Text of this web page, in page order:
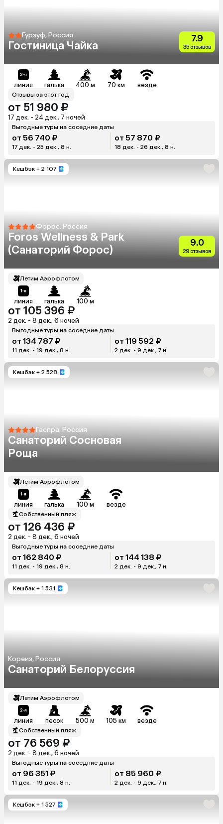
Гурзуф, Россия
Гостиница Чайка
7.9
35 отзывов
линия галька 400 м 70 км везде
Отзывы за этот год
от 51 980 ₽
17 дек. - 24 дек., 7 ночей
Выгодные туры на соседние даты
от 56 740 ₽
17 дек. - 25 дек., 8 н.
от 57 870 ₽
18 дек. - 26 дек., 8 н.
Кешбэк + 2 107
Форос, Россия
Foros Wellness & Park
(Санаторий Форос)
9.0
29 отзывов
Летим Аэрофлотом
линия галька 100 м
от 105 396 ₽
2 дек. - 8 дек., 6 ночей
Выгодные туры на соседние даты
от 134 787 ₽
11 дек. - 19 дек., 8 н.
от 119 592 ₽
2 дек. - 9 дек., 7 н.
Кешбэк + 2 528
Гаспра, Россия
Санаторий Сосновая
Роща
Летим Аэрофлотом
линия галька 100 м везде
Собственный пляж
от 126 436 ₽
2 дек. - 8 дек., 6 ночей
Выгодные туры на соседние даты
от 162 840 ₽
11 дек. - 19 дек., 8 н.
от 144 138 ₽
2 дек. - 9 дек., 7 н.
Кешбэк + 1 531
Кореиз, Россия
Санаторий Белоруссия
Летим Аэрофлотом
линия песок 500 м 105 км везде
Собственный пляж
от 76 569 ₽
2 дек. - 8 дек., 6 ночей
Выгодные туры на соседние даты
от 96 351 ₽
11 дек. - 19 дек., 8 н.
от 85 960 ₽
2 дек. - 9 дек., 7 н.
Кешбэк + 1 527